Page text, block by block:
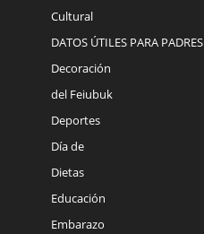
Cultural
DATOS ÚTILES PARA PADRES
Decoración
del Feiubuk
Deportes
Día de
Dietas
Educación
Embarazo